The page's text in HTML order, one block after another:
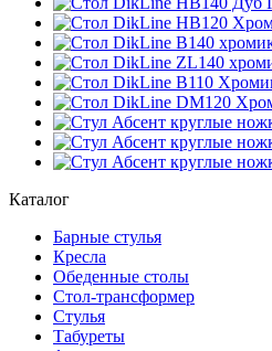
Каталог
Барные стулья
Кресла
Обеденные столы
Стол-трансформер
Стулья
Табуреты